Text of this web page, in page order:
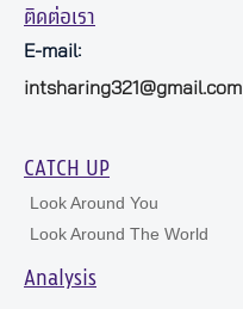
ติดต่อเรา
E-mail:
intsharing321@gmail.com
CATCH UP
Look Around You
Look Around The World
Analysis